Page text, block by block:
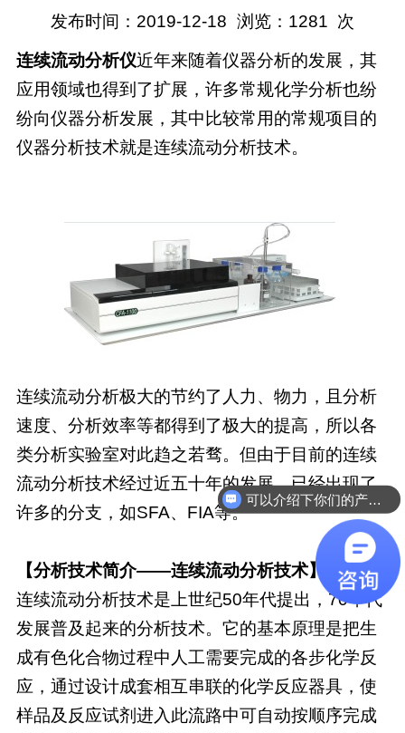
发布时间：2019-12-18 浏览： 1281 次
连续流动分析仪近年来随着仪器分析的发展，其
应用领域也得到了扩展，许多常规化学分析也纷
纷向仪器分析发展，其中比较常用的常规项目的
仪器分析技术就是连续流动分析技术。
连续流动分析极大的节约了人力、物力，且分析
速度、分析效率等都得到了极大的提高，所以各
类分析实验室对此趋之若骛。但由于目前的连续
流动分析技术经过近五十年的发展，已经出现了
许多的分支，如SFA、FIA等。
【分析技术简介——连续流动分析技术】
连续流动分析技术是上世纪50年代提出，70年代
发展普及起来的分析技术。它的基本原理是把生
成有色化合物过程中人工需要完成的各步化学反
应，通过设计成套相互串联的化学反应器具，使
样品及反应试剂进入此流路中可自动按顺序完成
可以介绍下你们的产品么